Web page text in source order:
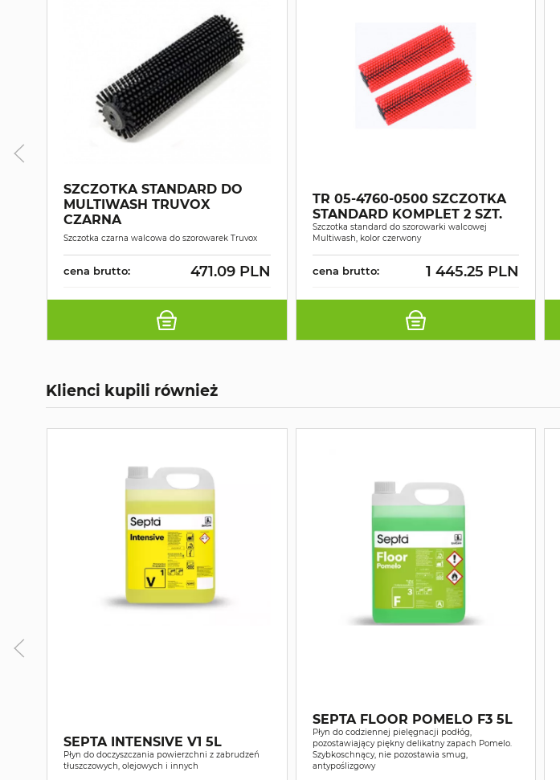
SZCZOTKA STANDARD DO
MULTIWASH TRUVOX
CZARNA
Szczotka czarna walcowa do szorowarek Truvox
cena brutto: 471.09 PLN
TR 05-4760-0500 SZCZOTKA
STANDARD KOMPLET 2 SZT.
Szczotka standard do szorowarki walcowej
Multiwash, kolor czerwony
cena brutto: 1 445.25 PLN
Klienci kupili również
SEPTA INTENSIVE V1 5L
Płyn do doczyszczania powierzchni z zabrudzeń
tłuszczowych, olejowych i innych
SEPTA FLOOR POMELO F3 5L
Płyn do codziennej pielęgnacji podłóg,
pozostawiający piękny delikatny zapach Pomelo.
Szybkoschnący, nie pozostawia smug,
antypoślizgowy